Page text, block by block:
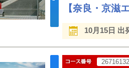
【奈良・京
10月15日 出